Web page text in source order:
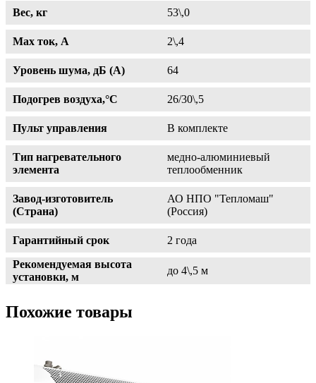
Вес, кг 53\,0
Max ток, A 2\,4
Уровень шума, дБ (А) 64
Подогрев воздуха,°С 26/30\,5
Пульт управления В комплекте
Тип нагревательного
элемента
медно-алюминиевый
теплообменник
Завод-изготовитель
(Страна)
АО НПО "Тепломаш"
(Россия)
Гарантийный срок
2 года
Рекомендуемая высота
установки, м
до 4\,5 м
Похожие товары